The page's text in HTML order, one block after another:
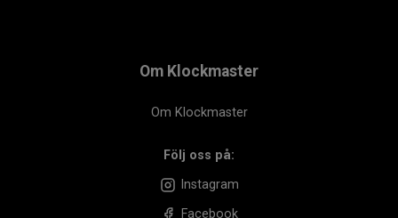
Om Klockmaster
Om Klockmaster
Följ oss på:
Instagram
Facebook